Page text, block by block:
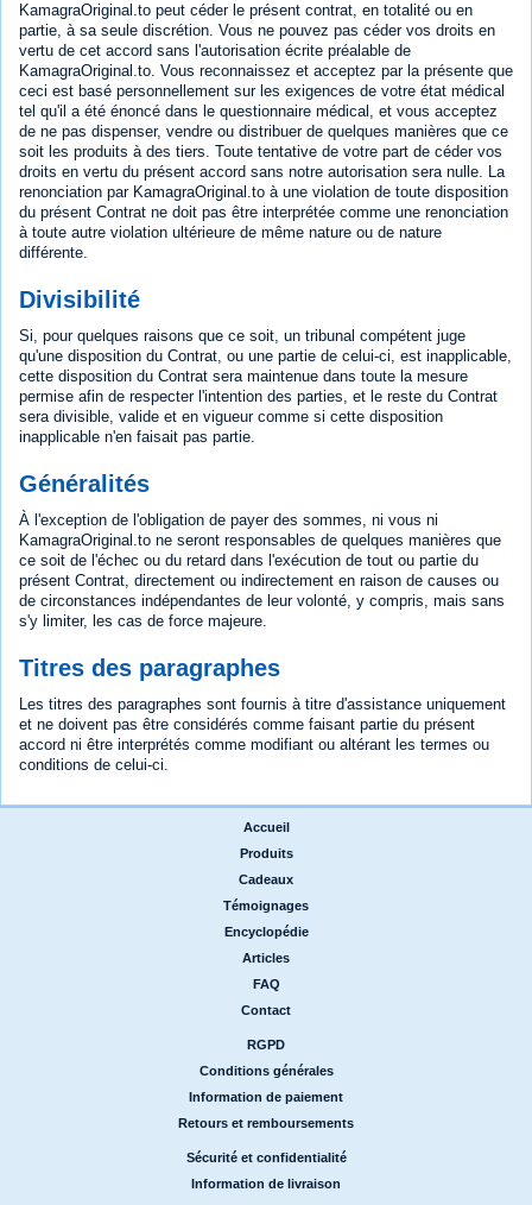
KamagraOriginal.to peut céder le présent contrat, en totalité ou en
partie, à sa seule discrétion. Vous ne pouvez pas céder vos droits en
vertu de cet accord sans l'autorisation écrite préalable de
KamagraOriginal.to. Vous reconnaissez et acceptez par la présente que
ceci est basé personnellement sur les exigences de votre état médical
tel qu'il a été énoncé dans le questionnaire médical, et vous acceptez
de ne pas dispenser, vendre ou distribuer de quelques manières que ce
soit les produits à des tiers. Toute tentative de votre part de céder vos
droits en vertu du présent accord sans notre autorisation sera nulle. La
renonciation par KamagraOriginal.to à une violation de toute disposition
du présent Contrat ne doit pas être interprétée comme une renonciation
à toute autre violation ultérieure de même nature ou de nature
différente.
Divisibilité
Si, pour quelques raisons que ce soit, un tribunal compétent juge
qu'une disposition du Contrat, ou une partie de celui-ci, est inapplicable,
cette disposition du Contrat sera maintenue dans toute la mesure
permise afin de respecter l'intention des parties, et le reste du Contrat
sera divisible, valide et en vigueur comme si cette disposition
inapplicable n'en faisait pas partie.
Généralités
À l'exception de l'obligation de payer des sommes, ni vous ni
KamagraOriginal.to ne seront responsables de quelques manières que
ce soit de l'échec ou du retard dans l'exécution de tout ou partie du
présent Contrat, directement ou indirectement en raison de causes ou
de circonstances indépendantes de leur volonté, y compris, mais sans
s'y limiter, les cas de force majeure.
Titres des paragraphes
Les titres des paragraphes sont fournis à titre d'assistance uniquement
et ne doivent pas être considérés comme faisant partie du présent
accord ni être interprétés comme modifiant ou altérant les termes ou
conditions de celui-ci.
Accueil
Produits
Cadeaux
Témoignages
Encyclopédie
Articles
FAQ
Contact
RGPD
Conditions générales
Information de paiement
Retours et remboursements
Sécurité et confidentialité
Information de livraison